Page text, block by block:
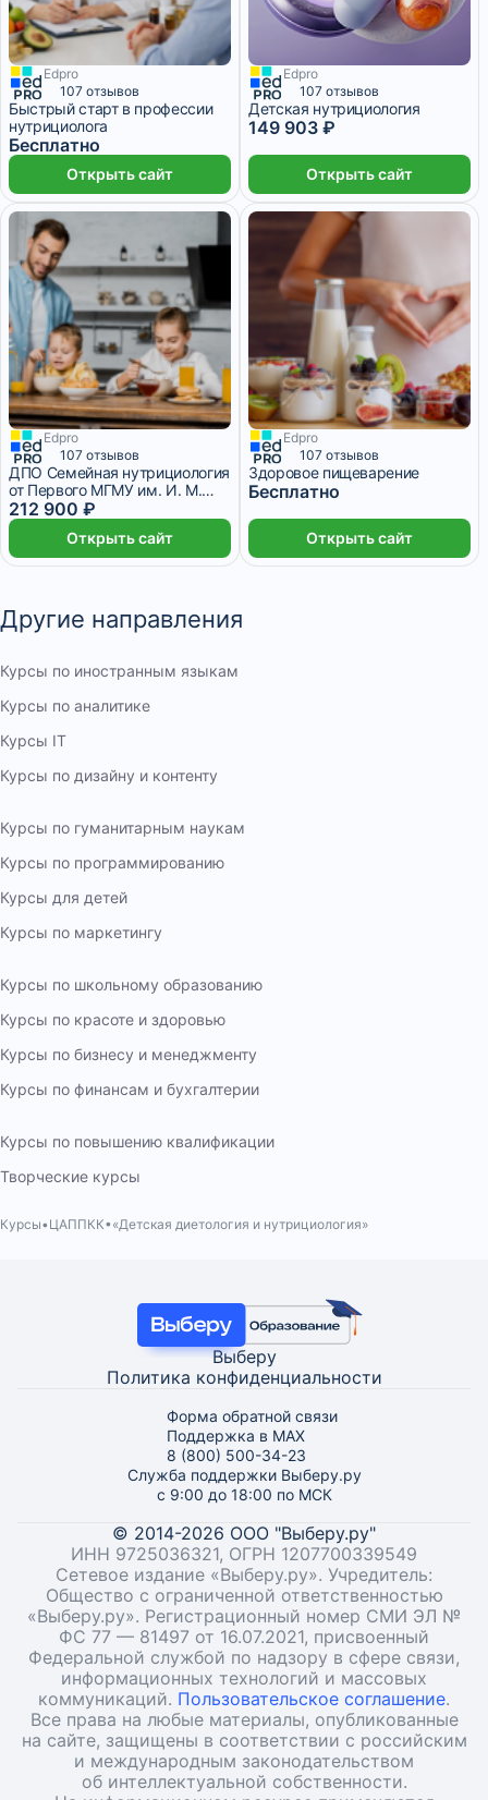
Edpro
107 отзывов
Быстрый старт в профессии
нутрициолога
Бесплатно
Открыть сайт
6 месяцев
Edpro
107 отзывов
Детская нутрициология
149 903 ₽
Открыть сайт
Edpro
107 отзывов
ДПО Семейная нутрициология
от Первого МГМУ им. И. М.
Сеченова
212 900 ₽
Открыть сайт
Edpro
107 отзывов
Здоровое пищеварение
Бесплатно
Открыть сайт
Другие направления
Курсы по иностранным языкам
Курсы по аналитике
Курсы IT
Курсы по дизайну и контенту
Курсы по гуманитарным наукам
Курсы по программированию
Курсы для детей
Курсы по маркетингу
Курсы по школьному образованию
Курсы по красоте и здоровью
Курсы по бизнесу и менеджменту
Курсы по финансам и бухгалтерии
Курсы по повышению квалификации
Творческие курсы
Курсы ЦАППКК «Детская диетология и нутрициология»
Выберу
Политика конфиденциальности
Форма обратной связи
Поддержка в MAX
8 (800) 500-34-23
Служба поддержки Выберу.ру
с 9:00 до 18:00 по МСК
© 2014-2026 ООО "Выберу.ру"
ИНН 9725036321, ОГРН 1207700339549
Сетевое издание «Выберу.ру». Учредитель:
Общество с ограниченной ответственностью
«Выберу.ру». Регистрационный номер СМИ ЭЛ №
ФС 77 — 81497 от 16.07.2021, присвоенный
Федеральной службой по надзору в сфере связи,
информационных технологий и массовых
коммуникаций. Пользовательское соглашение.
Все права на любые материалы, опубликованные
на сайте, защищены в соответствии с российским
и международным законодательством
об интеллектуальной собственности.